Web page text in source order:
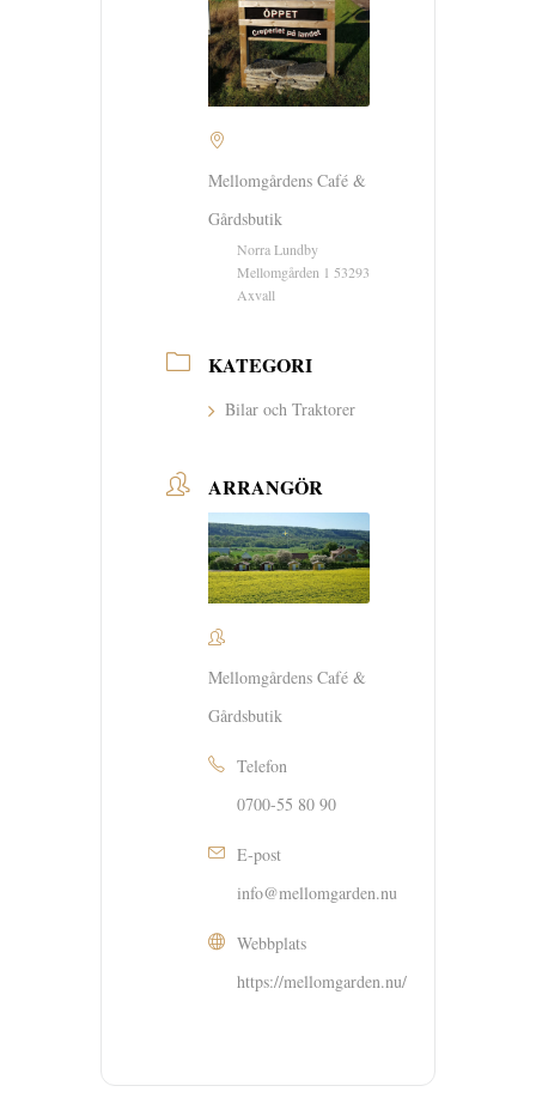
Mellomgårdens Café &
Gårdsbutik
Norra Lundby
Mellomgården 1 53293
Axvall
KATEGORI
Bilar och Traktorer
ARRANGÖR
Mellomgårdens Café &
Gårdsbutik
Telefon
0700-55 80 90
E-post
info@mellomgarden.nu
Webbplats
https://mellomgarden.nu/